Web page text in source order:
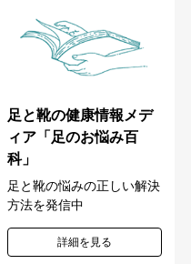
足と靴の健康情報メデ
ィア「足のお悩み百
科」
足と靴の悩みの正しい解決
方法を発信中
詳細を見る